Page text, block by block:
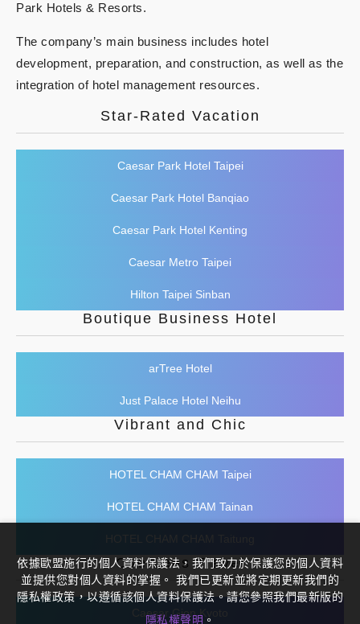
Park Hotels & Resorts.
The company’s main business includes hotel
development, preparation, and construction, as well as the
integration of hotel management resources.
Star-Rated Vacation
Caesar Park Hotel Taipei
Caesar Park Hotel Banqiao
Caesar Park Hotel Kenting
Caesar Metro Taipei
Hilton Taipei Sinban
Boutique Business Hotel
arTree Hotel
Just Palace Hotel Neihu
Vibrant and Chic
HOTEL CHAM CHAM Taipei
HOTEL CHAM CHAM Tainan
Overseas Travel
Caesar Gion Kyoto
依據歐盟施行的個人資料保護法，我們致力於保護您的個人資料
並提供您對個人資料的掌握。 我們已更新並將定期更新我們的
隱私權政策，以遵循該個人資料保護法。請您參照我們最新版的
隱私權聲明 。